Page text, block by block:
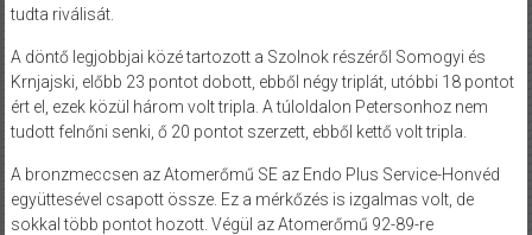
tudta riválisát.
A döntő legjobbjai közé tartozott a Szolnok részéről Somogyi és
Krnjajski, előbb 23 pontot dobott, ebből négy triplát, utóbbi 18 pontot
ért el, ezek közül három volt tripla. A túloldalon Petersonhoz nem
tudott felnőni senki, ő 20 pontot szerzett, ebből kettő volt tripla.
A bronzmeccsen az Atomerőmű SE az Endo Plus Service-Honvéd
együttesével csapott össze. Ez a mérkőzés is izgalmas volt, de
sokkal több pontot hozott. Végül az Atomerőmű 92-89-re